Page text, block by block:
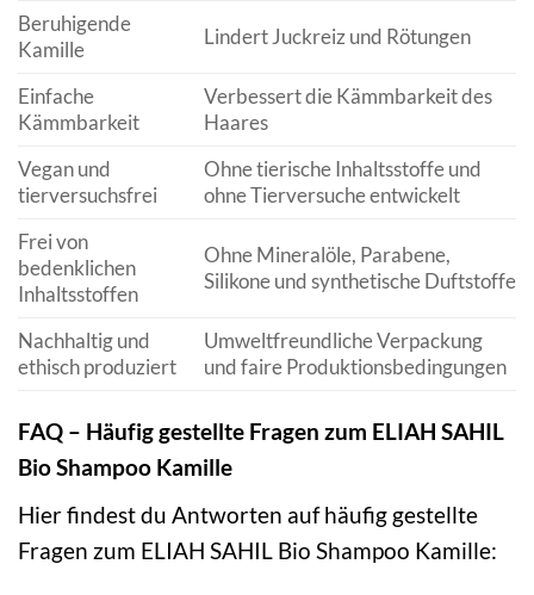
Beruhigende
Kamille
Lindert Juckreiz und Rötungen
Einfache
Kämmbarkeit
Verbessert die Kämmbarkeit des
Haares
Vegan und
tierversuchsfrei
Ohne tierische Inhaltsstoffe und
ohne Tierversuche entwickelt
Frei von
bedenklichen
Inhaltsstoffen
Ohne Mineralöle, Parabene,
Silikone und synthetische Duftstoffe
Nachhaltig und
ethisch produziert
Umweltfreundliche Verpackung
und faire Produktionsbedingungen
FAQ – Häufig gestellte Fragen zum ELIAH SAHIL
Bio Shampoo Kamille
Hier findest du Antworten auf häufig gestellte
Fragen zum ELIAH SAHIL Bio Shampoo Kamille: